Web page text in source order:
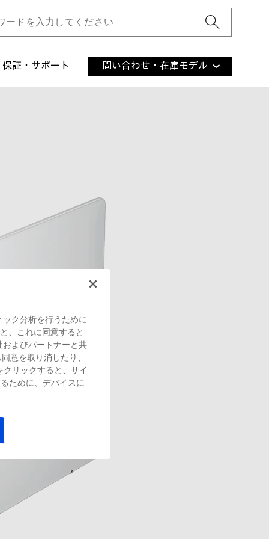
保証・サポート 問い合わせ・在庫モデル
ク分析を行うために
、これに同意すると
およびパートナーと共
意を取り消したり、
クリックすると、サイ
ために、デバイスに